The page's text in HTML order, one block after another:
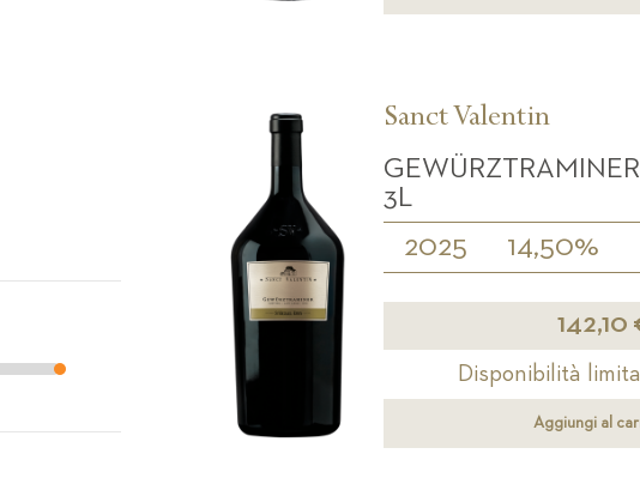
Sanct Valentin
3L
2025 14,50%
142,10
Disponibilità
Aggiungi al